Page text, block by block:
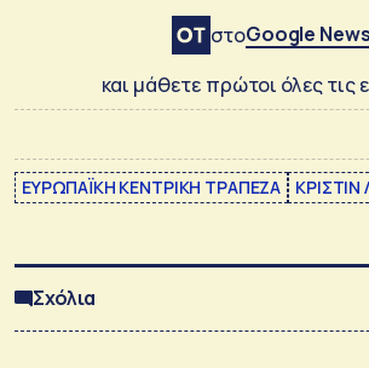
στοGoogle News
και μάθετε πρώτοι όλες τις
ΕΥΡΩΠΑΪΚΗ ΚΕΝΤΡΙΚΗ ΤΡΑΠΕΖΑ
Σχόλια